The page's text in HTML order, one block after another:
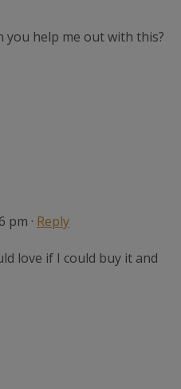
you help me out with this?
pm · Reply
love if I could buy it and